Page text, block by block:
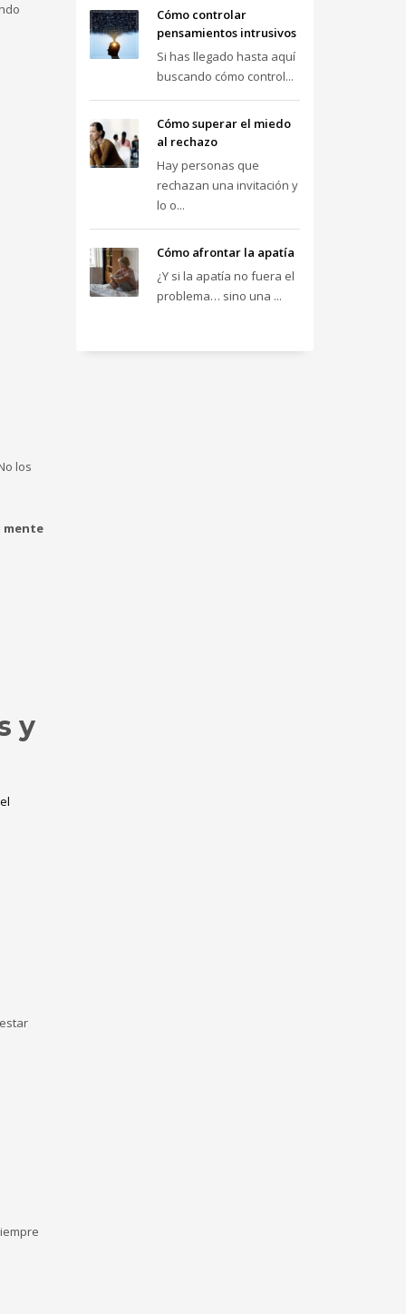
los
mente
y
el
Cómo controlar
pensamientos intrusivos
Si has llegado hasta aquí
buscando cómo control...
Cómo superar el miedo
al rechazo
Hay personas que
rechazan una invitación y
lo o...
Cómo afrontar la apatía
¿Y si la apatía no fuera el
problema… sino una ...